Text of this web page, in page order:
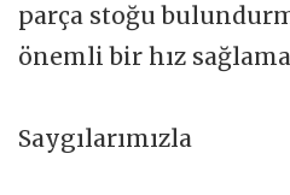
parça stoğu
önemli bir hız
Saygılarımızla